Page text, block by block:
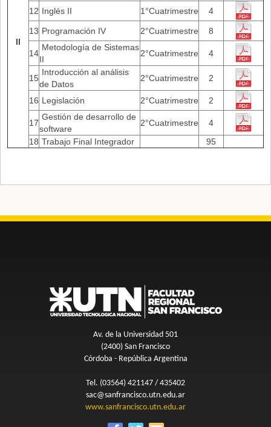
II
12 Inglés II 1°Cuatrimestre 4
13 Programación IV 2°Cuatrimestre 8
14
Metodología de Sistemas
II
2°Cuatrimestre 4
15
Introducción al análisis
de Datos
2°Cuatrimestre 2
16 Legislación 2°Cuatrimestre 2
17
Gestión de desarrollo de
software
2°Cuatrimestre
4
18 Trabajo Final Integrador 95
Av. de la Universidad 501
(2400) San Francisco
Córdoba - República Argentina
Tel. (03564) 421147 / 435402
sac@sanfrancisco.utn.edu.ar
www.sanfrancisco.utn.edu.ar